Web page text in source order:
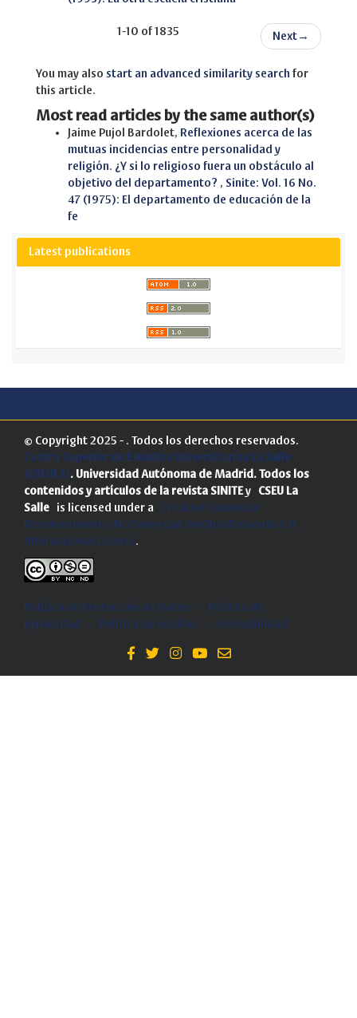
1-10 of 1835 Next →
You may also start an advanced similarity search for
this article.
Most read articles by the same author(s)
Jaime Pujol Bardolet, Reflexiones acerca de las
mutuas incidencias entre personalidad y
religión. ¿Y si lo religioso fuera un obstáculo al
objetivo del departamento? , Sinite: Vol. 16 No.
47 (1975): El departamento de educación de la
fe
Latest publications
© Copyright 2025 - . Todos los derechos reservados.
Centro Superior de Estudios Universitarios La Salle
(CSEULS). Universidad Autónoma de Madrid. Todos los
contenidos y artículos de la revista SINITEy CSEU La
Salle is licensed under a Creative Commons
Reconocimiento-NoComercial-SinObraDerivada 4.0
Internacional License.
Política de Protección de Datos -
Politica de
privacidad
- Política de cookies - Accesibilidad